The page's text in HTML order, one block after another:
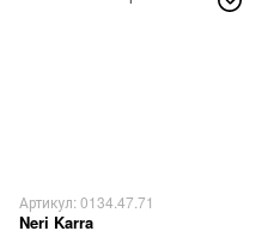
Артикул: 0134.47.71
Neri Karra